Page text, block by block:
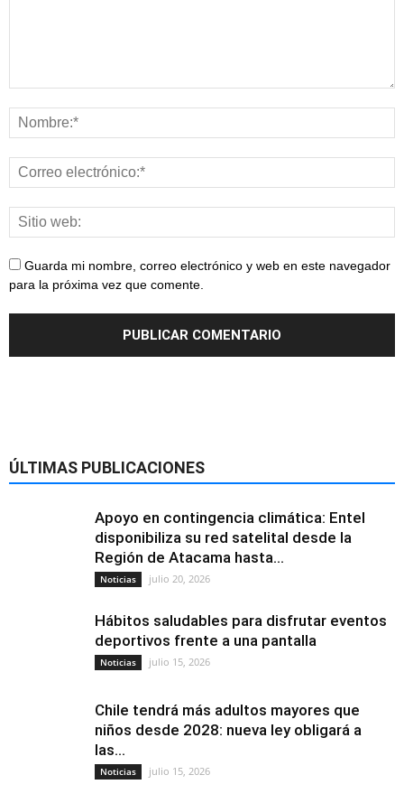
Guarda mi nombre, correo electrónico y web en este navegador
para la próxima vez que comente.
ÚLTIMAS PUBLICACIONES
Apoyo en contingencia climática: Entel
disponibiliza su red satelital desde la
Región de Atacama hasta...
Noticias julio 20, 2026
Hábitos saludables para disfrutar eventos
deportivos frente a una pantalla
Noticias julio 15, 2026
Chile tendrá más adultos mayores que
niños desde 2028: nueva ley obligará a
las...
Noticias julio 15, 2026